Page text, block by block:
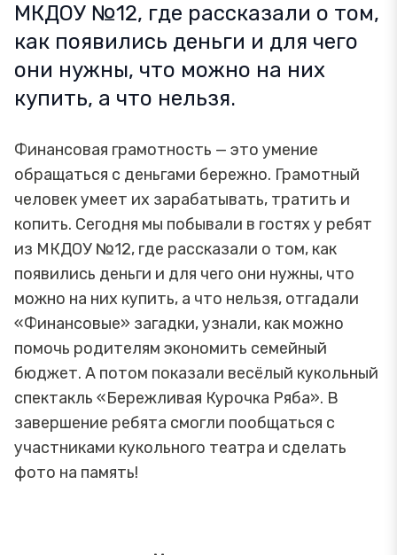
МКДОУ №12, где рассказали о том,
как появились деньги и для чего
они нужны, что можно на них
купить, а что нельзя.
Финансовая грамотность — это умение
обращаться с деньгами бережно. Грамотный
человек умеет их зарабатывать, тратить и
копить. Сегодня мы побывали в гостях у ребят
из МКДОУ №12, где рассказали о том, как
появились деньги и для чего они нужны, что
можно на них купить, а что нельзя, отгадали
«Финансовые» загадки, узнали, как можно
помочь родителям экономить семейный
бюджет. А потом показали весёлый кукольный
спектакль «Бережливая Курочка Ряба». В
завершение ребята смогли пообщаться с
участниками кукольного театра и сделать
фото на память!